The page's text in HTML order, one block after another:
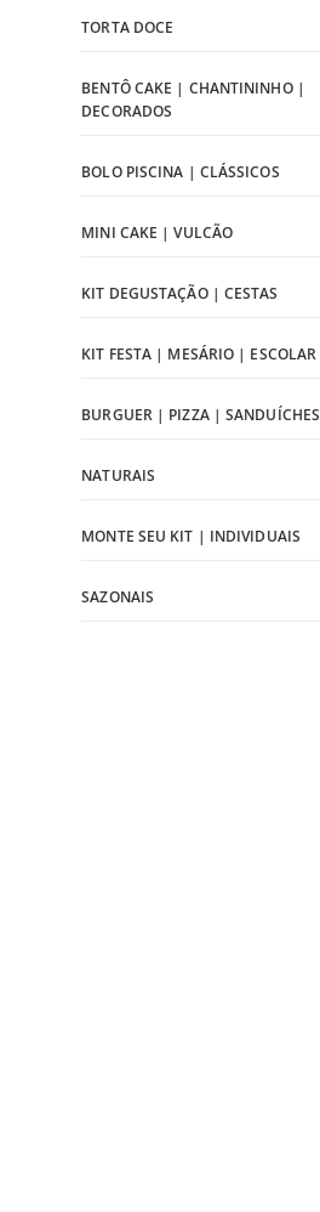
TORTA DOCE
BENTÔ CAKE | CHANTININHO |
DECORADOS
BOLO PISCINA | CLÁSSICOS
MINI CAKE | VULCÃO
KIT DEGUSTAÇÃO | CESTAS
KIT FESTA | MESÁRIO | ESCOLAR
BURGUER | PIZZA | SANDUÍCHES
NATURAIS
MONTE SEU KIT | INDIVIDUAIS
SAZONAIS